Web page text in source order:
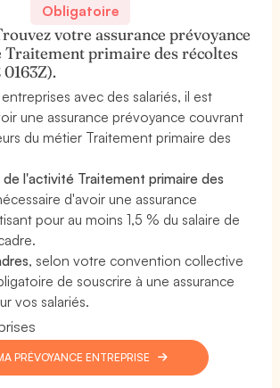
Obligatoire
votre assurance prévoyance
primaire des récoltes
avec des salariés, il est
une assurance prévoyance couvrant
du métier Traitement primaire des
de l'activité Traitement primaire des
d'avoir une assurance
pour au moins 1,5 % du salaire de
, selon votre convention collective
de souscrire à une assurance
vos salariés.
PRÉVOYANCE ENTREPRISE